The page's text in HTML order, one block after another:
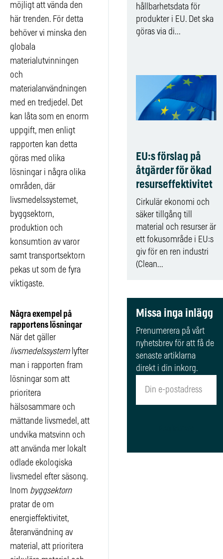
möjligt att vända den
här trenden. För detta
behöver vi minska den
globala
materialutvinningen
och
materialanvändningen
med en tredjedel. Det
kan låta som en enorm
uppgift, men enligt
rapporten kan detta
göras med olika
lösningar i några olika
områden, där
livsmedelssystemet,
byggsektorn,
produktion och
konsumtion av varor
samt transportsektorn
pekas ut som de fyra
viktigaste.
Några exempel på
rapportens lösningar
När det gäller
livsmedelssystemlyfter
man i rapporten fram
lösningar som att
prioritera
hälsosammare och
mättande livsmedel, att
undvika matsvinn och
att använda mer lokalt
odlade ekologiska
livsmedel efter säsong.
Inom byggsektorn
pratar de om
energieffektivitet,
återanvändning av
material, att prioritera
hållbarhetsdata för
produkter i EU. Det ska
göras via di...
EU:s förslag på
åtgärder för ökad
resurseffektivitet
Cirkulär ekonomi och
säker tillgång till
material och resurser är
ett fokusområde i EU:s
giv för en ren industri
(Clean...
Missa inga inlägg
Prenumerera på vårt
nyhetsbrev för att få de
senaste artiklarna
direkt i din inkorg.